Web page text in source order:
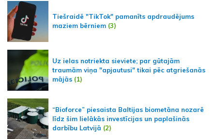
Tiešraidē "TikTok" pamanīts apdraudējums
maziem bērniem (3)
Uz ielas notriekta sieviete; par gūtajām
traumām viņa "apjautusi" tikai pēc atgriešanās
mājās (1)
“Bioforce” piesaista Baltijas biometāna nozarē
līdz šim lielākās investīcijas un paplašinās
darbību Latvijā (2)